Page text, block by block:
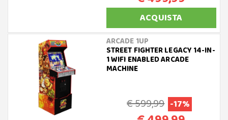
ACQUISTA
ARCADE 1UP
STREET FIGHTER LEGACY 14-IN-
1 WIFI ENABLED ARCADE
MACHINE
€ 599,99 -17%